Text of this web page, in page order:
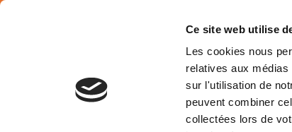
Ce site web utilise
Les cookies nous
relatives aux
sur l'utilisation de
peuvent combiner
collectées lors de